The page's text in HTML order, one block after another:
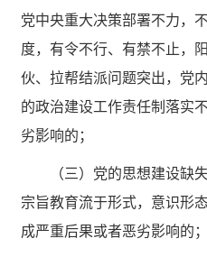
党中央重大决策部署不力，
度，有令不行、有禁不止，
伙、拉帮结派问题突出，党
的政治建设工作责任制落实
劣影响的；
（三）党的思想建设缺失
宗旨教育流于形式，意识形
成严重后果或者恶劣影响的；